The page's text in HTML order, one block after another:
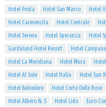
Hotel Posta
Hotel San Marco Hotel
Hotel Carmencita
Hotel Centrale
Hotel Serena
Hotel Speranza
Hotel
Gardaland Hotel Resort
Hotel
Hotel La Meridiana
Hotel Mura
Hotel Al Sole
Hotel Italia Hotel San
Hotel Belvedere
Hotel Corte Delle Rose
Hotel Albero N. 5
Hotel Lido Euro